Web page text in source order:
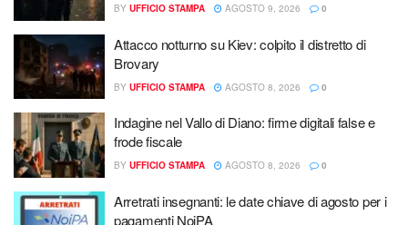
BY UFFICIO STAMPA AGOSTO 9, 2026 0
Attacco notturno su Kiev: colpito il distretto di
Brovary
BY UFFICIO STAMPA AGOSTO 8, 2026 0
Indagine nel Vallo di Diano: firme digitali false e
frode fiscale
BY UFFICIO STAMPA AGOSTO 8, 2026 0
Arretrati insegnanti: le date chiave di agosto per i
pagamenti NoiPA